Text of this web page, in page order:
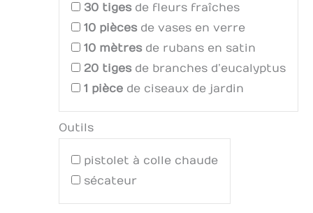
30 tigesde fleurs fraîches
10 piècesde vases en verre
10 mètresde rubans en satin
20 tigesde branches d’eucalyptus
1 pièce de ciseaux de jardin
Outils
pistolet à colle chaude
sécateur